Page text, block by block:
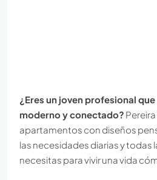
¿Eres un joven profesional
moderno y conectado?
apartamentos con diseños
las necesidades diarias y
necesitas para vivir una vida